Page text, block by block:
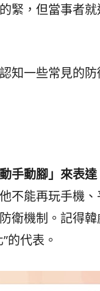
緊，但當事者
知一些常見的
手動腳」來表達
不能再玩手機
衛機制。記得
的代表。